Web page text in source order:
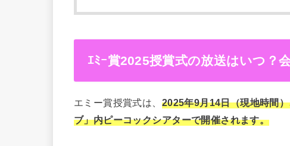
ｴﾐｰ賞2025授賞式の放送はいつ？
エミー賞授賞式は、 2025年9月14日（現地時間
ブ」内ピーコックシアターで開催されます。